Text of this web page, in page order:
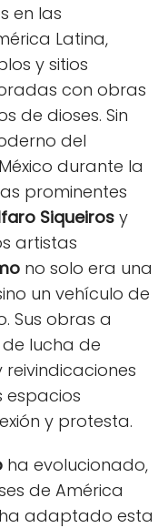
en las
Latina,
y sitios
con obras
de dioses. Sin
del
durante la
prominentes
Siqueiros y
artistas
no solo era una
un vehículo de
Sus obras a
lucha de
espacios
y protesta.
ha evolucionado,
de América
adaptado esta